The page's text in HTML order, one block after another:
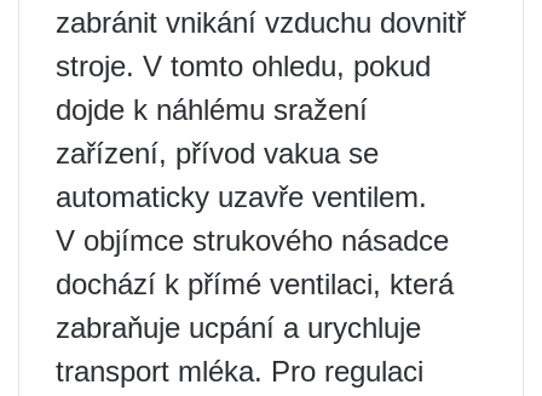
zabránit vnikání vzduchu dovnitř
stroje. V tomto ohledu, pokud
dojde k náhlému sražení
zařízení, přívod vakua se
automaticky uzavře ventilem.
V objímce strukového násadce
dochází k přímé ventilaci, která
zabraňuje ucpání a urychluje
transport mléka. Pro regulaci